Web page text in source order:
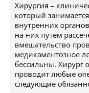
Хирургия –
который
внутренних
на них путем
вмешательство
медикаментозное
бессильны. Хирург
проводит любые
следующие